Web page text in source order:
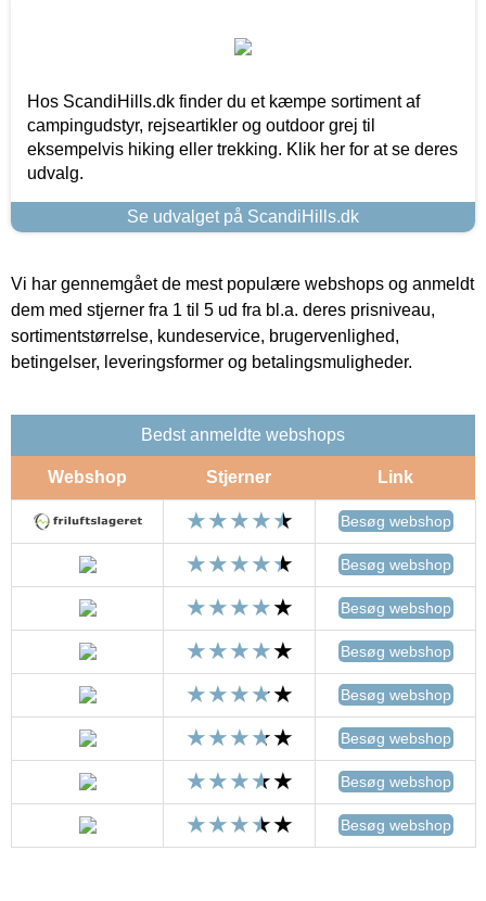
Hos ScandiHills.dk finder du et kæmpe sortiment af
campingudstyr, rejseartikler og outdoor grej til
eksempelvis hiking eller trekking. Klik her for at se deres
udvalg.
Se udvalget på ScandiHills.dk
Vi har gennemgået de mest populære webshops og anmeldt
dem med stjerner fra 1 til 5 ud fra bl.a. deres prisniveau,
sortimentstørrelse, kundeservice, brugervenlighed,
betingelser, leveringsformer og betalingsmuligheder.
Bedst anmeldte webshops
Webshop Stjerner Link
Besøg webshop
Besøg webshop
Besøg webshop
Besøg webshop
Besøg webshop
Besøg webshop
Besøg webshop
Besøg webshop